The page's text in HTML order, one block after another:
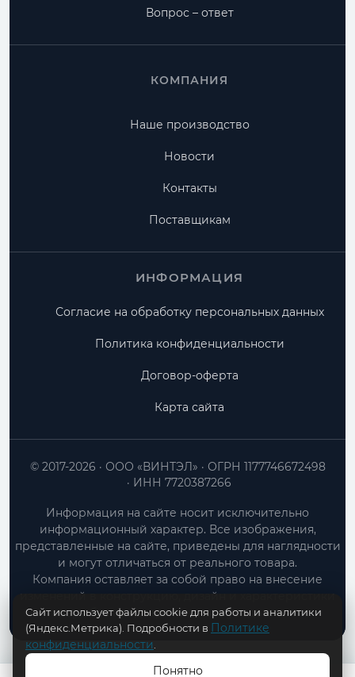
Вопрос – ответ
КОМПАНИЯ
Наше производство
Новости
Контакты
Поставщикам
ИНФОРМАЦИЯ
Согласие на обработку персональных данных
Политика конфиденциальности
Договор-оферта
Карта сайта
ООО «ВИНТЭЛ»
ОГРН 1177746672498
ИНН 7720387266
© 2017-2026
Информация на сайте носит исключительно
информационный характер. Все изображения,
представленные на сайте, приведены для наглядности
и могут отличаться от реального товара.
Компания оставляет за собой право на внесение
изменений в конструкцию, дизайн и характеристики
товара без предварительного уведомления.
Сайт использует файлы cookie для работы и аналитики
(Яндекс.Метрика). Подробности в Политике
конфиденциальности
Понятно